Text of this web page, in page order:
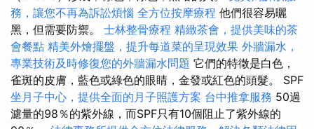
務，讓您不再為訴訟煩惱 全方位按摩療程 他們很容易曬
黑，但需要防禦。 士林整骨療程 精緻茶會，提供美味的茶
會餐點 精美外燴擺盤，提升每道菜的呈現效果 外牆漏水，
專業技術及時修復您的外牆漏水問題 它們的特徵是白色，
雀斑的皮膚，藍色或綠色的眼睛，金發或紅色的頭髮。 SPF
坐月子中心，提供全面的月子照護方案 台中推拿服務 50過
濾量的98％的紫外線，而SPF只有10個阻止了紫外線的